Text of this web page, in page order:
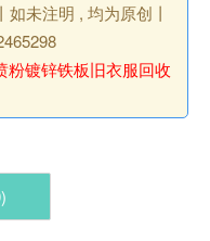
未注明 , 均为原创丨
粉镀锌铁板旧衣服回收
)